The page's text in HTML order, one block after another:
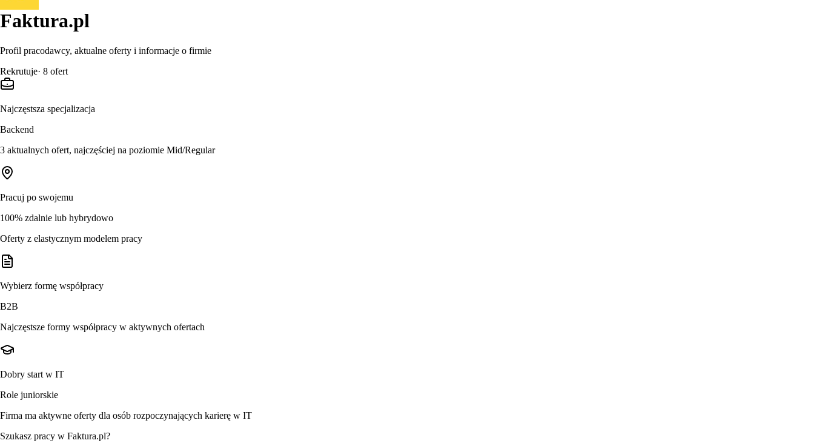
Faktura.pl
Profil pracodawcy, aktualne oferty i informacje o firmie
Rekrutuje· 8 ofert
Najczęstsza specjalizacja
Backend
3 aktualnych ofert, najczęściej na poziomie Mid/Regular
Pracuj po swojemu
100% zdalnie lub hybrydowo
Oferty z elastycznym modelem pracy
Wybierz formę współpracy
B2B
Najczęstsze formy współpracy w aktywnych ofertach
Dobry start w IT
Role juniorskie
Firma ma aktywne oferty dla osób rozpoczynających karierę w IT
Szukasz pracy w Faktura.pl?